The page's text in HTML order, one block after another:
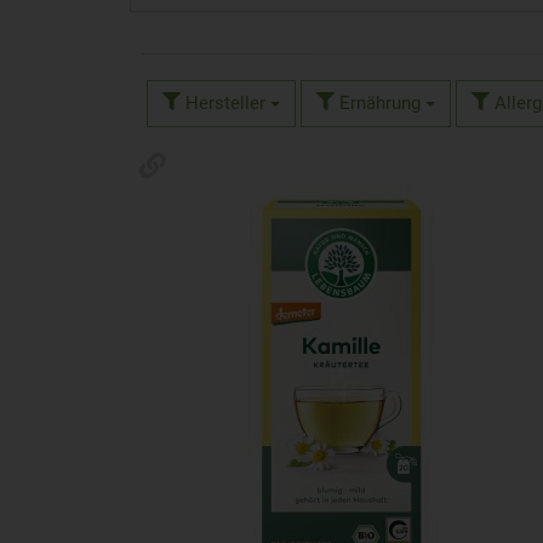
Hersteller Ernährung